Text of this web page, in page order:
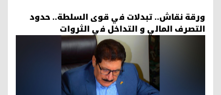
ورقة نقاش.. تبدلات في قوى السلطة.. حدود
التصرف المالي و التداخل في الثروات